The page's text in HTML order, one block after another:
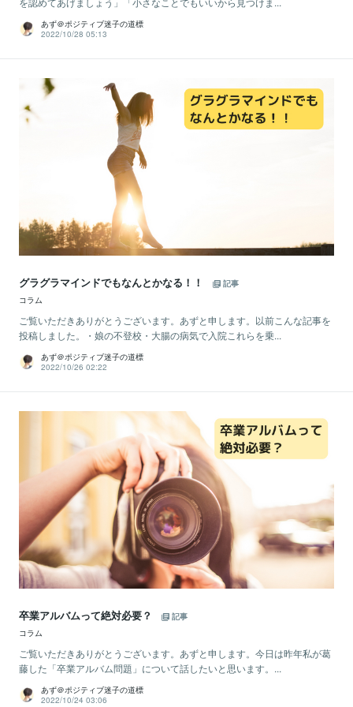
あず＠ポジティブ迷子の道標
2022/10/28 05:13
グラグラマインドでもなんとかなる！！
記事
コラム
ご覧いただきありがとうございます。あずと申します。以前こんな記事を
投稿しました。・娘の不登校・大腸の病気で入院これらを乗...
あず＠ポジティブ迷子の道標
2022/10/26 02:22
卒業アルバムって絶対必要？
記事
コラム
ご覧いただきありがとうございます。あずと申します。今日は昨年私が葛
藤した「卒業アルバム問題」について話したいと思います。...
あず＠ポジティブ迷子の道標
2022/10/24 03:06